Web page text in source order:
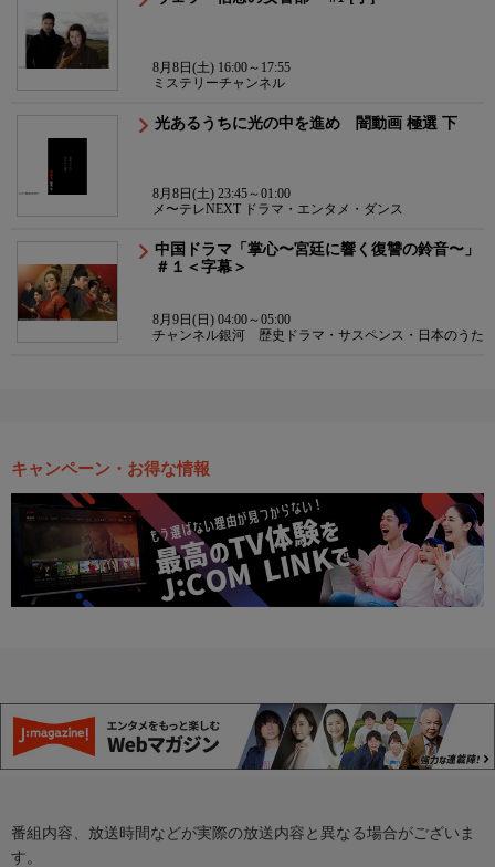
8月8日(土) 16:00～17:55
ミステリーチャンネル
光あるうちに光の中を進め 闇動画 極選 下
8月8日(土) 23:45～01:00
メ〜テレNEXT ドラマ・エンタメ・ダンス
中国ドラマ「掌心〜宮廷に響く復讐の鈴音〜」
＃１＜字幕＞
8月9日(日) 04:00～05:00
チャンネル銀河 歴史ドラマ・サスペンス・日本のうた
キャンペーン・お得な情報
番組内容、放送時間などが実際の放送内容と異なる場合がございま
す。